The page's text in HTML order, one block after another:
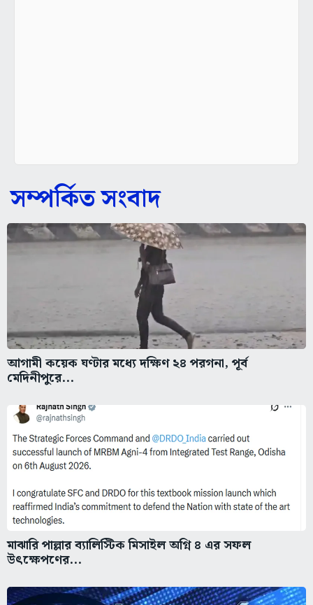
সম্পর্কিত সংবাদ
আগামী কয়েক ঘণ্টার মধ্যে দক্ষিণ ২৪ পরগনা, পূর্ব
মেদিনীপুরে...
মাঝারি পাল্লার ব্যালিস্টিক মিসাইল অগ্নি ৪ এর সফল
উৎক্ষেপণের...